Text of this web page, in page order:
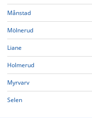
Månstad
Mölnerud
Liane
Holmerud
Myrvarv
Selen